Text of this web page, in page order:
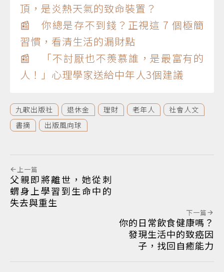
頂，是炎熱天氣的致命裝置？
📰 你總是存不到錢？正視這 7 個極簡
習慣，看清生活的漏財點
📰 「不討厭也不羨慕誰，是最富有的
人！」心理學家送給中年人3個建議
九歌出版社 退休金 理財 老年人
社會人文
書摘
出版風向球
上一篇
父親即將離世，她從刺
蝟身上學習到生命中的
失去與重生
下一篇
你的日常飲食健康嗎？
發現生活中的致癌因
子，找回自癒能力